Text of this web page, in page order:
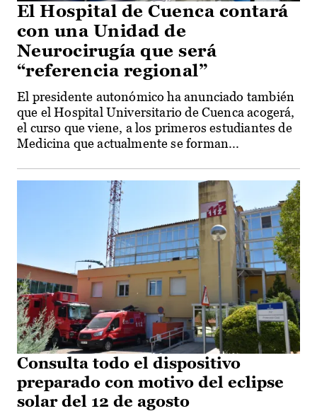
El Hospital de Cuenca contará
con una Unidad de
Neurocirugía que será
“referencia regional”
El presidente autonómico ha anunciado también
que el Hospital Universitario de Cuenca acogerá,
el curso que viene, a los primeros estudiantes de
Medicina que actualmente se forman...
Consulta todo el dispositivo
preparado con motivo del eclipse
solar del 12 de agosto